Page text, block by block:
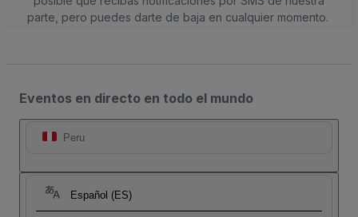
parte, pero puedes darte de baja en cualquier momento.
Eventos en directo en todo el mundo
Peru
Español (ES)